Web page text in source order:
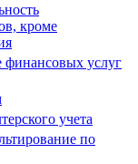
кроме
финансовых услуг
учета
по